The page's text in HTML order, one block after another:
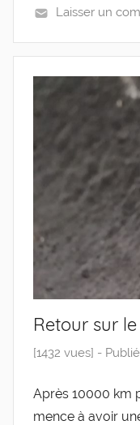
Laisser un
Retour sur
[1432 vues] -
Après 10000 km
mence à avoir